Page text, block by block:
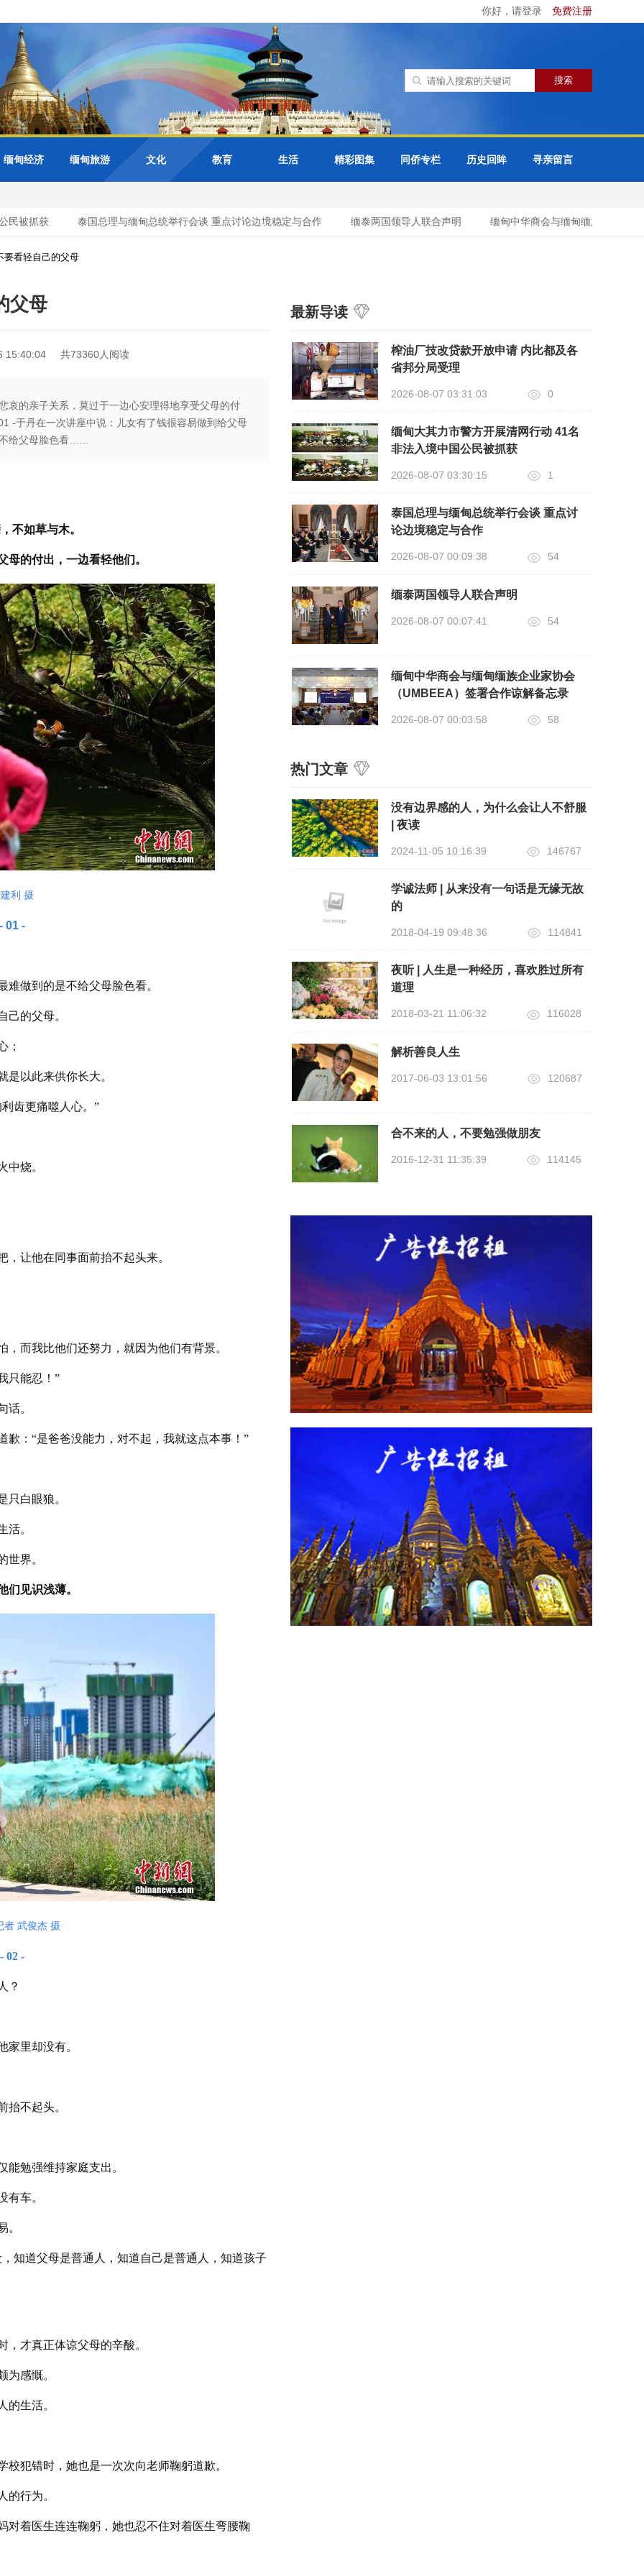
你好，请登录 免费注册
缅甸经济 缅甸旅游 文化 教育 生活 精彩图集 同侨专栏 历史回眸 寻亲留言
被抓获 泰国总理与缅甸总统举行会谈 重点讨论边境稳定与合作 缅泰两国领导人联合声明 缅甸中华商会与缅甸缅族企业家协会
要看轻自己的父母
父母
15:40:04 共73360人阅读
哀的亲子关系，莫过于一边心安理得地享受父母的付
-于丹在一次讲座中说：儿女有了钱很容易做到给父母
给父母脸色看……
不如草与木。
的付出，一边看轻他们。
利 摄
- 01 -
做到的是不给父母脸色看。
己的父母。
；
是以此来供你长大。
齿更痛噬人心。”
中烧。
让他在同事面前抬不起头来。
而我比他们还努力，就因为他们有背景。
只能忍！”
话。
：“是爸爸没能力，对不起，我就这点本事！”
只白眼狼。
活。
世界。
们见识浅薄。
者 武俊杰 摄
- 02 -
？
家里却没有。
抬不起头。
勉强维持家庭支出。
有车。
。
知道父母是普通人，知道自己是普通人，知道孩子
才真正体谅父母的辛酸。
为感慨。
的生活。
犯错时，她也是一次次向老师鞠躬道歉。
的行为。
对着医生连连鞠躬，她也忍不住对着医生弯腰鞠
最新导读
榨油厂技改贷款开放申请 内比都及各
省邦分局受理
2026-08-07 03:31:03 0
缅甸大其力市警方开展清网行动 41名
非法入境中国公民被抓获
2026-08-07 03:30:15 1
泰国总理与缅甸总统举行会谈 重点讨
论边境稳定与合作
2026-08-07 00:09:38 54
缅泰两国领导人联合声明
2026-08-07 00:07:41 54
缅甸中华商会与缅甸缅族企业家协会
（UMBEEA）签署合作谅解备忘录
2026-08-07 00:03:58 58
热门文章
没有边界感的人，为什么会让人不舒服
| 夜读
2024-11-05 10:16:39 146767
学诚法师 | 从来没有一句话是无缘无故
的
2018-04-19 09:48:36 114841
夜听 | 人生是一种经历，喜欢胜过所有
道理
2018-03-21 11:06:32 116028
解析善良人生
2017-06-03 13:01:56 120687
合不来的人，不要勉强做朋友
2016-12-31 11:35:39 114145